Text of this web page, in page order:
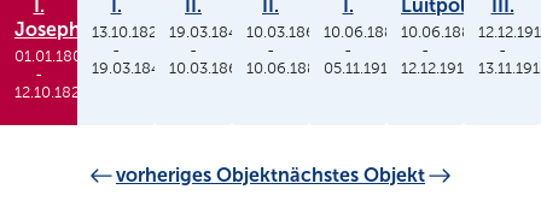
I.
Joseph
01.01.1806
-
12.10.1825
I.
13.10.1825
-
19.03.1848
II.
19.03.1848
-
10.03.1864
II.
10.03.1864
-
10.06.1886
I.
10.06.1886
-
05.11.1913
Luitpold
10.06.1886
-
12.12.1912
III.
-
vorheriges Objektnächstes Objekt